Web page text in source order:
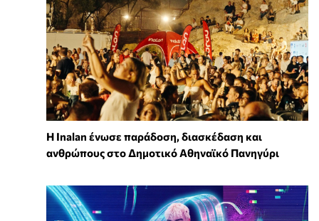
Η Inalan ένωσε παράδοση, διασκέδαση και
ανθρώπους στο Δημοτικό Αθηναϊκό Πανηγύρι